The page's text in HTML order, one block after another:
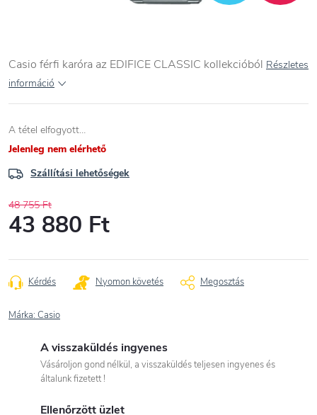
Casio férfi karóra az EDIFICE CLASSIC kollekcióból Részletes
információ
A tétel elfogyott…
Jelenleg nem elérhető
Szállítási lehetőségek
48 755 Ft
43 880 Ft
Kérdés Nyomon követés Megosztás
Márka: Casio
A visszaküldés ingyenes
Vásároljon gond nélkül, a visszaküldés teljesen ingyenes és
általunk fizetett !
Ellenőrzött üzlet